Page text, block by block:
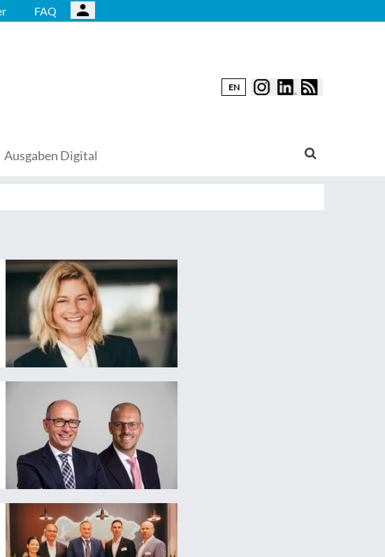
FAQ
EN
Ausgaben Digital